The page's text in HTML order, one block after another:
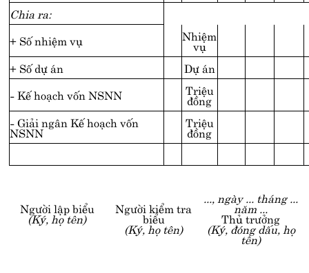
Chia ra:
+ Số nhiệm vụ
Nhiệm
vụ
+ Số dự án
Dự án
- Kế hoạch vốn NSNN
Triệu
đồng
- Giải ngân Kế hoạch vốn
NSNN
Triệu
đồng
Người lập biểu
(Ký, họ tên)
Người kiểm tra
biểu
(Ký, họ tên)
..., ngày ... tháng ...
năm ...
Thủ trưởng
(Ký, đóng dấu, họ
tên)